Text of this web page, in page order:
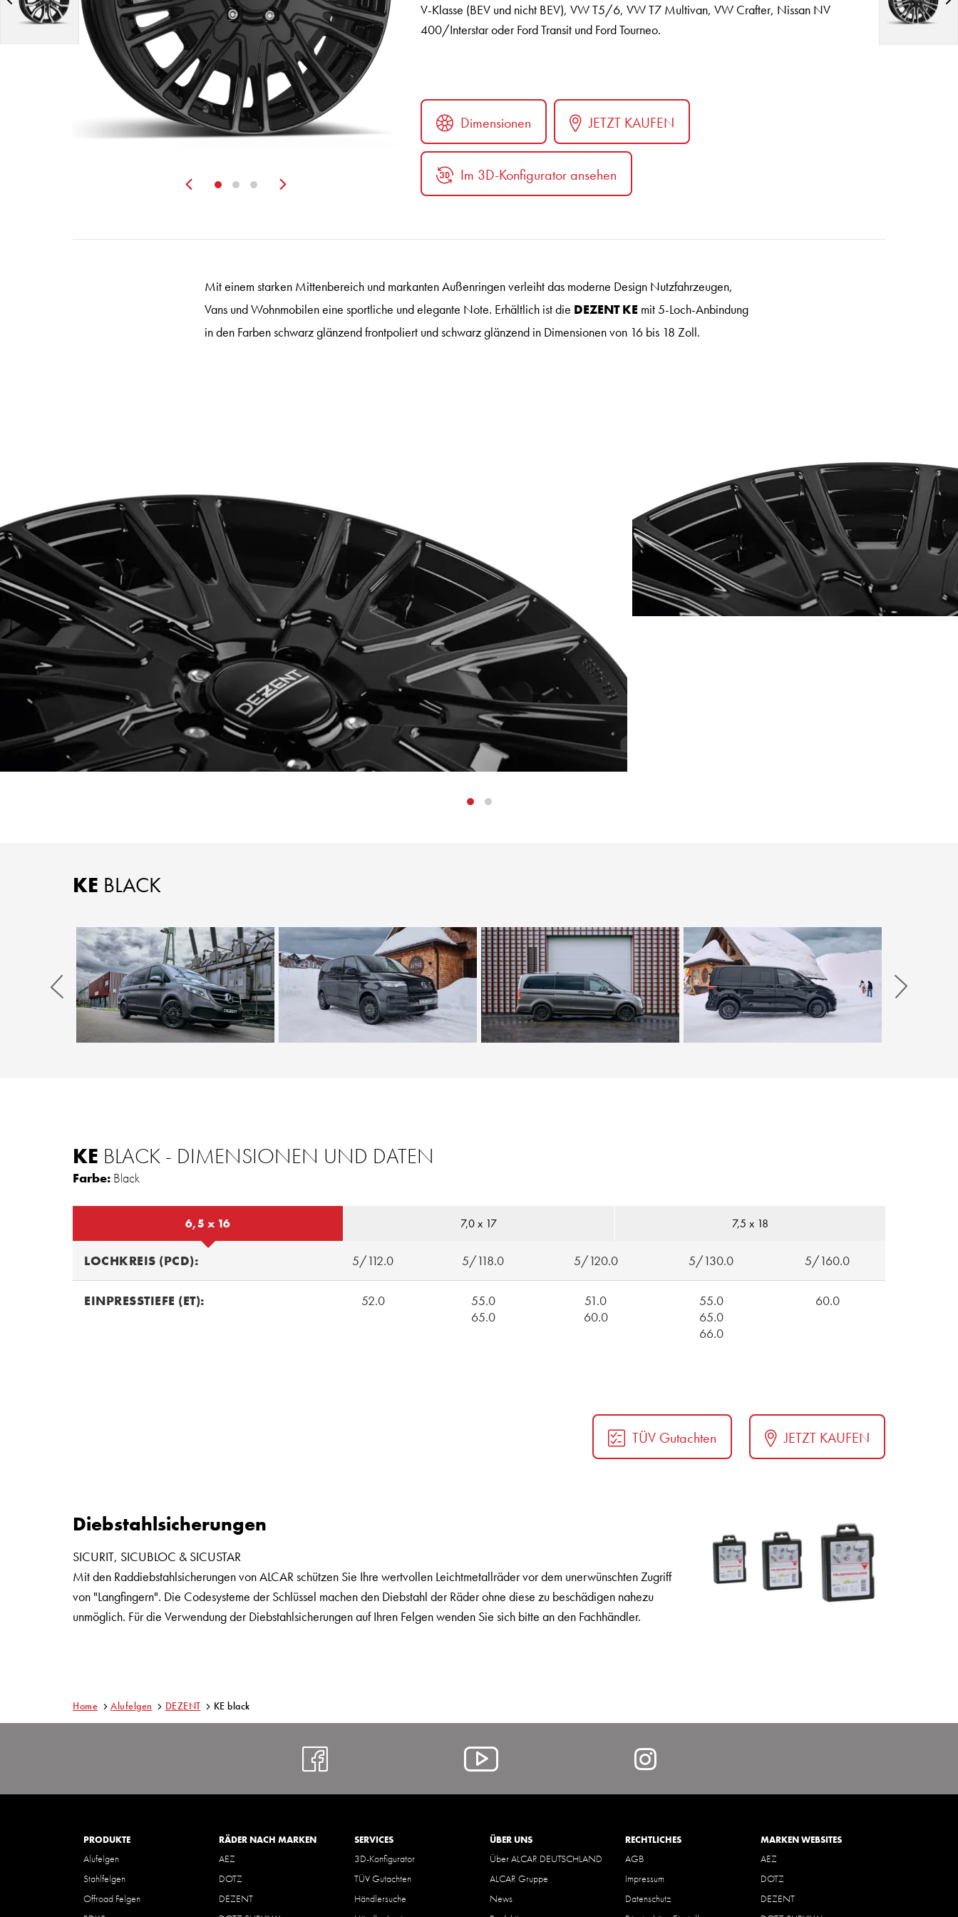
Zurück
V-Klasse (BEV und nicht BEV), VW T5/6, VW T7 Multivan, VW Crafter, Nissan NV
400/Interstar oder Ford Transit und Ford Tourneo.
Dimensionen JETZT KAUFEN
Im 3D-Konfigurator ansehen
Mit einem starken Mittenbereich und markanten Außenringen verleiht das moderne Design Nutzfahrzeugen,
Vans und Wohnmobilen eine sportliche und elegante Note. Erhältlich ist die DEZENT KE mit 5-Loch-Anbindung
in den Farben schwarz glänzend frontpoliert und schwarz glänzend in Dimensionen von 16 bis 18 Zoll.
KE BLACK
Zurück Weiter
KE BLACK - DIMENSIONEN UND DATEN
Farbe: Black
6,5 x 16 7,0 x 17 7,5 x 18
LOCHKREIS (PCD): 5/112.0 5/118.0 5/120.0 5/130.0 5/160.0
EINPRESSTIEFE (ET): 52.0
55.0
65.0
51.0
60.0
55.0
65.0
66.0
60.0
TÜV Gutachten JETZT KAUFEN
Diebstahlsicherungen
SICURIT, SICUBLOC & SICUSTAR
Mit den Raddiebstahlsicherungen von ALCAR schützen Sie Ihre wertvollen Leichtmetallräder vor dem unerwünschten Zugriff
von "Langfingern". Die Codesysteme der Schlüssel machen den Diebstahl der Räder ohne diese zu beschädigen nahezu
unmöglich. Für die Verwendung der Diebstahlsicherungen auf Ihren Felgen wenden Sie sich bitte an den Fachhändler.
Home Alufelgen DEZENT KE black
https://www.facebook.com/AlcarDeutschlandGmbH/
Alcar
https://www.instagram.com/
PRODUKTE
Alufelgen
Stahlfelgen
Offroad Felgen
RÄDER NACH MARKEN
AEZ
DOTZ
DEZENT
SERVICES
3D-Konfigurator
TÜV Gutachten
Händlersuche
ÜBER UNS
Über ALCAR DEUTSCHLAND
ALCAR Gruppe
News
RECHTLICHES
AGB
Impressum
Datenschutz
MARKEN WEBSITES
AEZ
DOTZ
DEZENT